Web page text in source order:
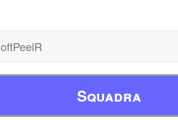
Squadra